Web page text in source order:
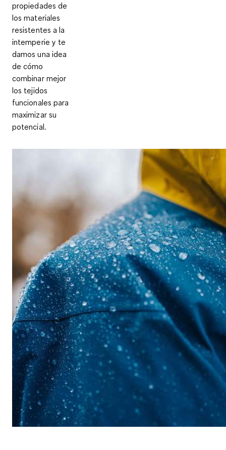
propiedades de
los materiales
resistentes a la
intemperie y te
damos una idea
de cómo
combinar mejor
los tejidos
funcionales para
maximizar su
potencial.